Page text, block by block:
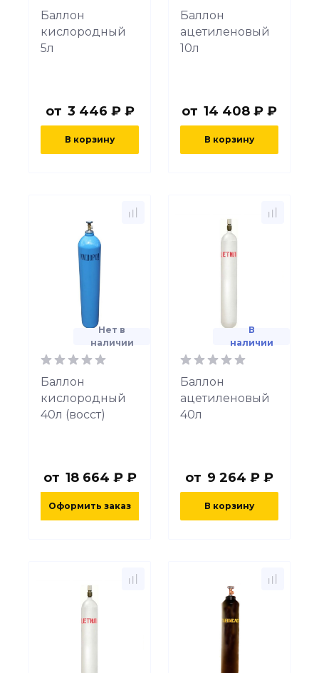
Баллон
кислородный
5л
от 3 446 ₽ ₽
В корзину
Баллон
ацетиленовый
10л
от 14 408 ₽ ₽
В корзину
Нет в
наличии
Баллон
кислородный
40л (восст)
от 18 664 ₽ ₽
Оформить заказ
В
наличии
Баллон
ацетиленовый
40л
от 9 264 ₽ ₽
В корзину